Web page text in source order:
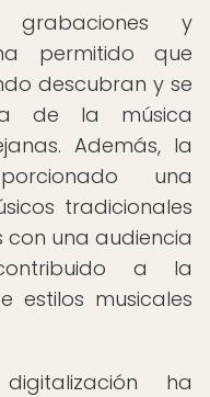
y
permitido que
descubran y se
de la música
Además, la
una
tradicionales
una audiencia
a la
estilos musicales
ha